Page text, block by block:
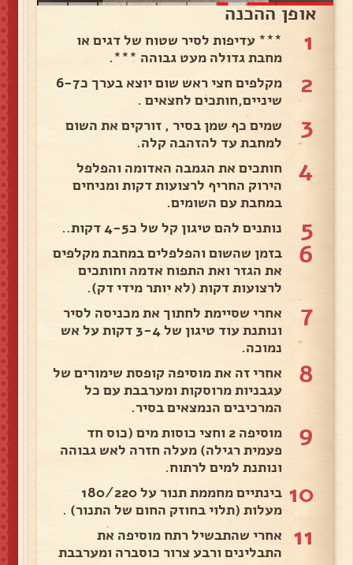
אופן ההכנה
1
*** עדיפות לסיר שטוח של דגים או
מחבת גדולה מעט גבוהה ***.
2
מקלפים חצי ראש שום יוצא בערך כ6-7
שיניים,חותכים לחצאים .
3
שמים כף שמן בסיר , זורקים את השום
למחבת עד להזהבה קלה.
4
חותכים את הגמבה האדומה והפלפל
הירוק החריף לרצועות דקות ומניחים
במחבת עם השומים.
5 נותנים להם טיגון קל של כ4-5 דקות..
6
בזמן שהשום והפלפלים במחבת מקלפים
את הגזר ואת התפוח אדמה וחותכים
לרצועות דקות (לא יותר מידי דק).
7
אחרי שסיימת לחתוך את מכניסה לסיר
ונותנת עוד טיגון של 3-4 דקות על אש
נמוכה.
8
אחרי זה את מוסיפה קופסת שימורים של
עגבניות מרוסקות ומערבבת עם כל
המרכיבים הנמצאים בסיר.
9
מוסיפה 2 וחצי כוסות מים (כוס חד
פעמית רגילה) מעלה חזרה לאש גבוהה
ונותנת למים לרתוח.
10
בינתיים מחממת תנור על 180/220
מעלות (תלוי בחוזק החום של התנור) .
11
אחרי שהתבשיל רתח מוסיפה את
התבלינים ורבע צרור כוסברה ומערבבת